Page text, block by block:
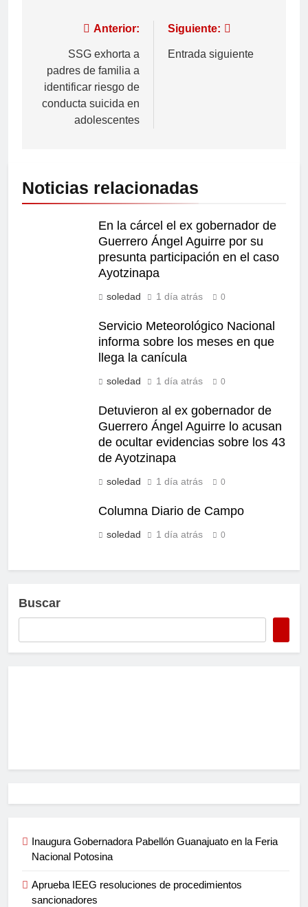
Anterior:
SSG exhorta a
padres de familia a
identificar riesgo de
conducta suicida en
adolescentes
Siguiente:
Entrada siguiente
Noticias relacionadas
En la cárcel el ex gobernador de
Guerrero Ángel Aguirre por su
presunta participación en el caso
Ayotzinapa
soledad 1 día atrás 0
Servicio Meteorológico Nacional
informa sobre los meses en que
llega la canícula
soledad 1 día atrás 0
Detuvieron al ex gobernador de
Guerrero Ángel Aguirre lo acusan
de ocultar evidencias sobre los 43
de Ayotzinapa
soledad 1 día atrás 0
Columna Diario de Campo
soledad 1 día atrás 0
Buscar
Inaugura Gobernadora Pabellón Guanajuato en la Feria
Nacional Potosina
Aprueba IEEG resoluciones de procedimientos
sancionadores